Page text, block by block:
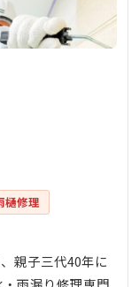
樋修理
親子三代40年に